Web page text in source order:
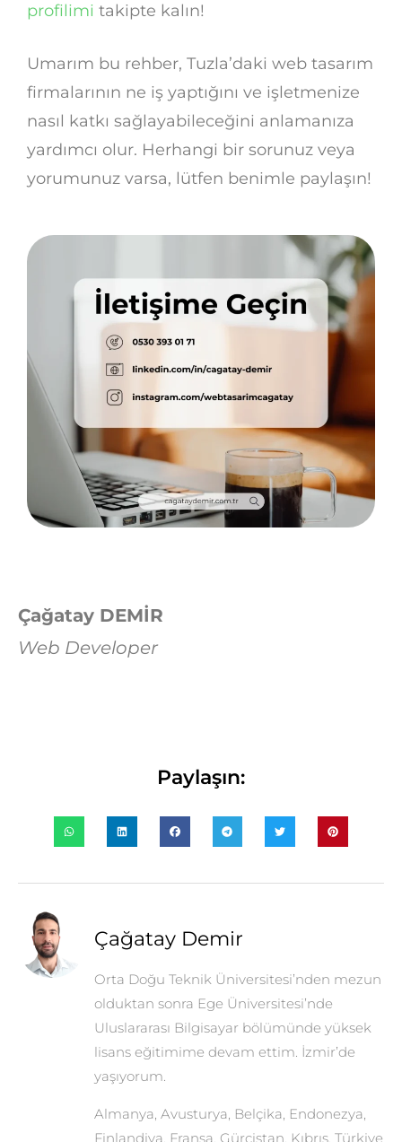
profilimi takipte kalın!
Umarım bu rehber, Tuzla’daki web tasarım
firmalarının ne iş yaptığını ve işletmenize
nasıl katkı sağlayabileceğini anlamanıza
yardımcı olur. Herhangi bir sorunuz veya
yorumunuz varsa, lütfen benimle paylaşın!
Çağatay DEMİR
Web Developer
Paylaşın:
Çağatay Demir
Orta Doğu Teknik Üniversitesi’nden mezun
olduktan sonra Ege Üniversitesi’nde
Uluslararası Bilgisayar bölümünde yüksek
lisans eğitimime devam ettim. İzmir’de
yaşıyorum.
Almanya, Avusturya, Belçika, Endonezya,
Finlandiya, Fransa, Gürcistan, Kıbrıs, Türkiye